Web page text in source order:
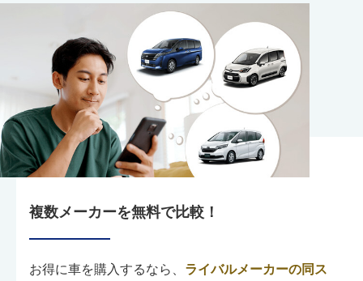
複数メーカーを無料で比較！
お得に車を購入するなら、 ライバルメーカーの同ス